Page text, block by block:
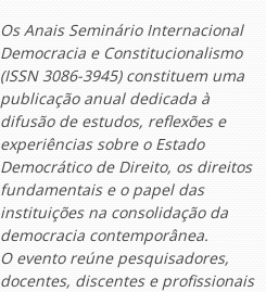
OsAnais Seminário Internacional
Democracia e Constitucionalismo
(ISSN 3086-3945) constituem uma
publicação anual dedicada à
difusão de estudos, reflexões e
experiências sobre o Estado
Democrático de Direito, os direitos
fundamentais e o papel das
instituições na consolidação da
democracia contemporânea.
O evento reúne pesquisadores,
docentes, discentes e profissionais